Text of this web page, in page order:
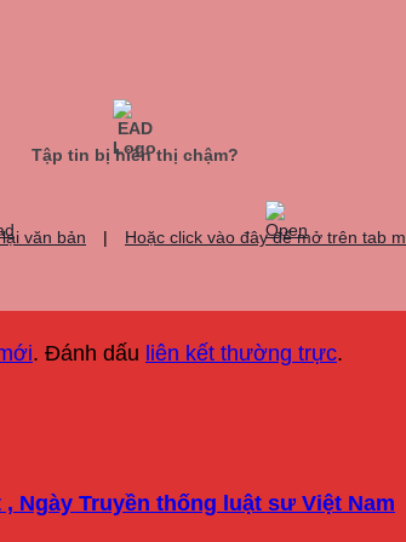
Tập tin bị hiển thị chậm?
văn bản | Hoặc click vào đây để mở trên tab
. Đánh dấu liên kết thường trực.
Ngày Truyền thống luật sư Việt Nam